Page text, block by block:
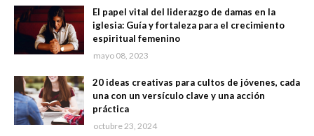
El papel vital del liderazgo de damas en la
iglesia: Guía y fortaleza para el crecimiento
espiritual femenino
mayo 08, 2023
20 ideas creativas para cultos de jóvenes, cada
una con un versículo clave y una acción
práctica
octubre 23, 2024